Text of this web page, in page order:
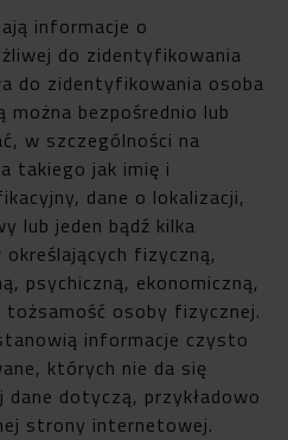
informacje o
do zidentyfikowania
do zidentyfikowania osoba
bezpośrednio lub
w szczególności na
takiego jak imię i
dane o lokalizacji,
lub jeden bądź kilka
fizyczną,
psychiczną, ekonomiczną,
tożsamość osoby fizycznej.
informacje czysto
których nie da się
dotyczą, przykładowo
strony internetowej.